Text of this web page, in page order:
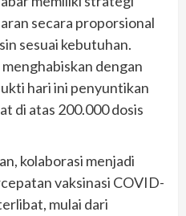
secara proporsional
sesuai kebutuhan.
dengan
hari ini penyuntikan
di atas 200.000 dosis
kolaborasi menjadi
vaksinasi COVID-
mulai dari